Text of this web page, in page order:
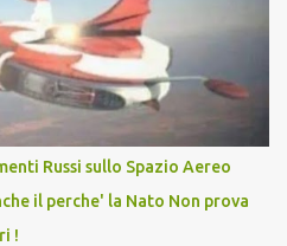
Ambiente"! Riproponiamo
Russi sullo Spazio Aereo
il perche' la Nato Non prova
!